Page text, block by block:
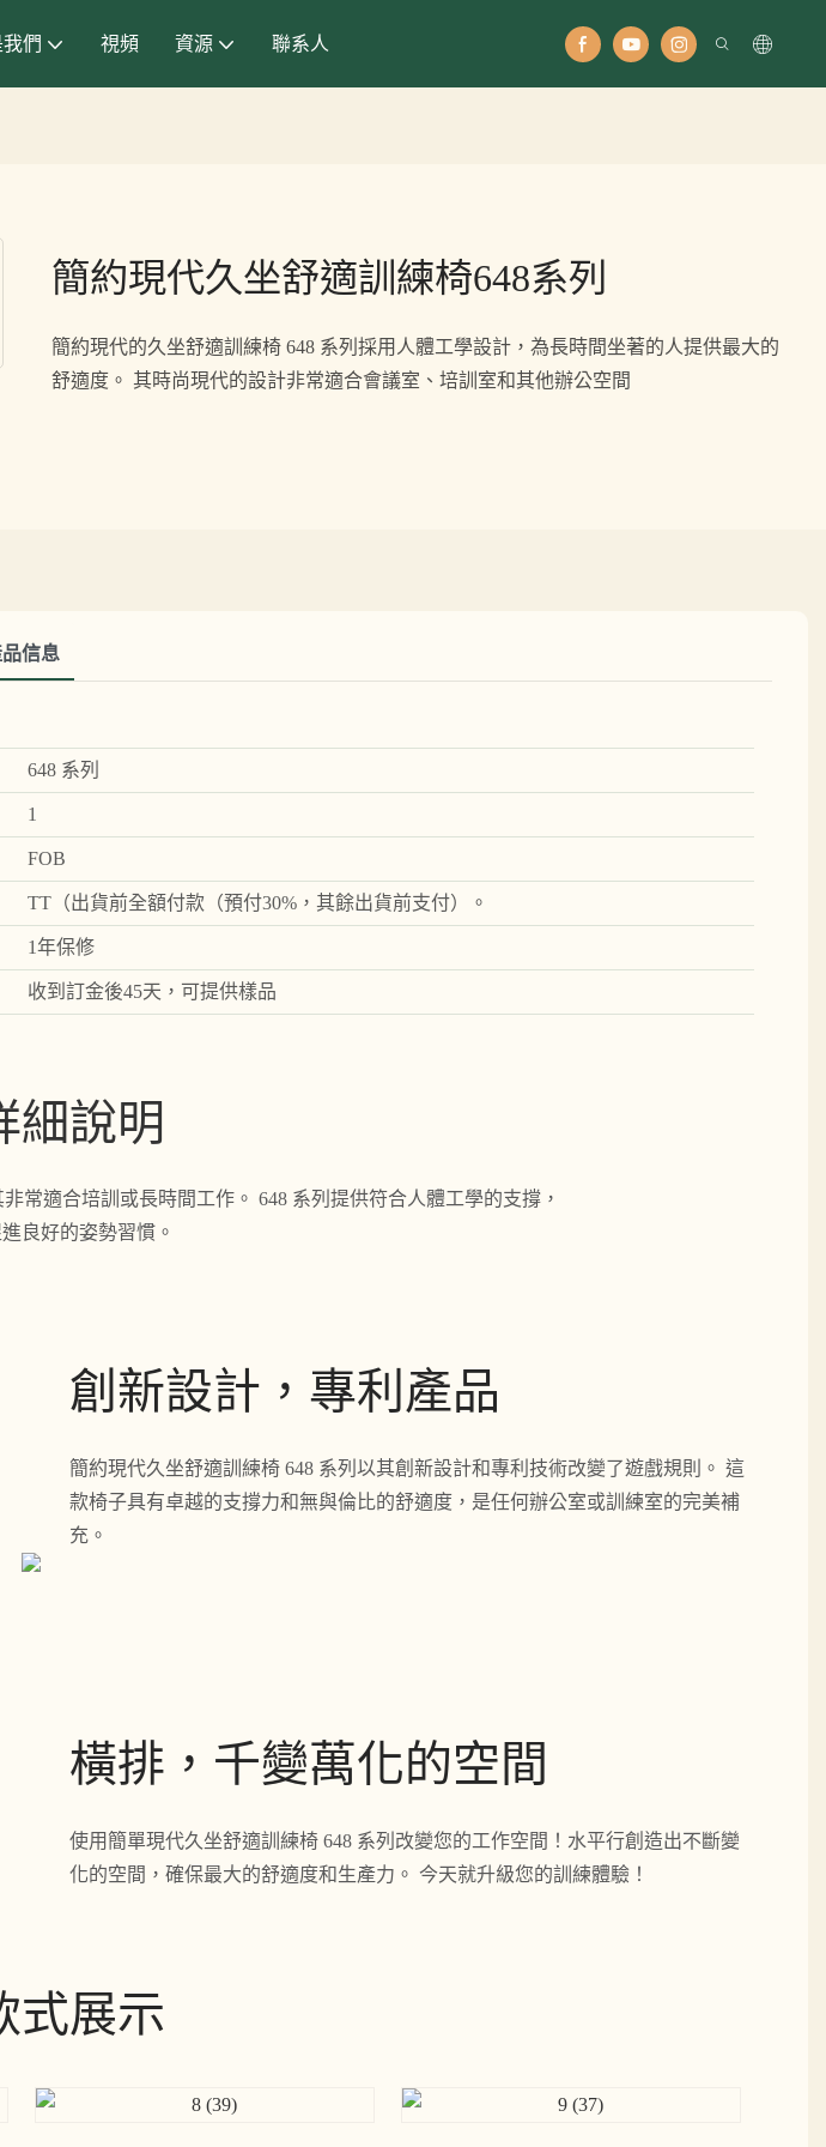
們 視頻 資源 聯系人
簡約現代久坐舒適訓練椅648系列
簡約現代的久坐舒適訓練椅 648 系列採用人體工學設計，為長時間坐著的人提供最大的
舒適度。 其時尚現代的設計非常適合會議室、培訓室和其他辦公空間
信息
648 系列
1
FOB
TT（出貨前全額付款（預付30%，其餘出貨前支付）。
1年保修
收到訂金後45天，可提供樣品
細說明
常適合培訓或長時間工作。 648 系列提供符合人體工學的支撐，
良好的姿勢習慣。
創新設計，專利產品
簡約現代久坐舒適訓練椅 648 系列以其創新設計和專利技術改變了遊戲規則。 這
款椅子具有卓越的支撐力和無與倫比的舒適度，是任何辦公室或訓練室的完美補
充。
橫排，千變萬化的空間
使用簡單現代久坐舒適訓練椅 648 系列改變您的工作空間！水平行創造出不斷變
化的空間，確保最大的舒適度和生產力。 今天就升級您的訓練體驗！
式展示